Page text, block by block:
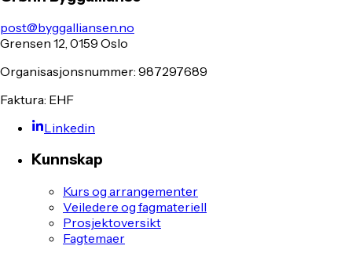
post@byggalliansen.no
Grensen 12, 0159 Oslo
Organisasjonsnummer: 987297689
Faktura: EHF
Linkedin
Kunnskap
Kurs og arrangementer
Veiledere og fagmateriell
Prosjektoversikt
Fagtemaer